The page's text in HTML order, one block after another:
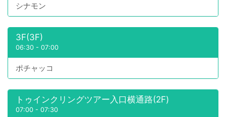
シナモン
3F(3F)
06:30 - 07:00
ポチャッコ
トゥインクリングツアー入口横通路(2F)
07:00 - 07:30